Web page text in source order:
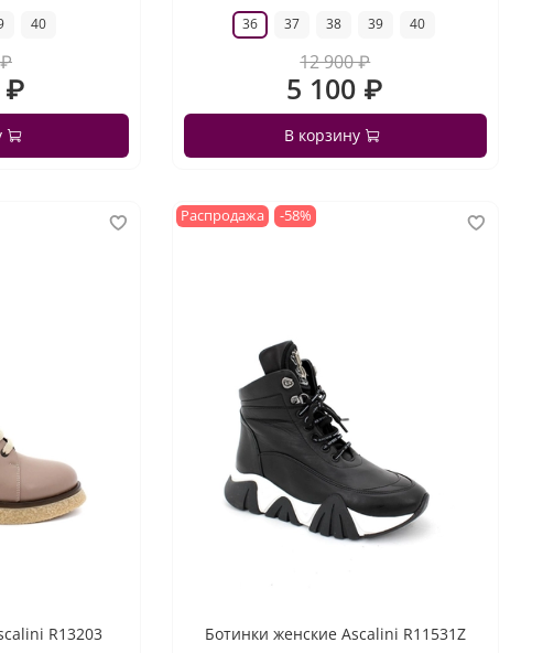
40
₽
36 37 38 39 40
12 900 ₽
5 100 ₽
В корзину
R13203
Распродажа -58%
Ботинки женские Ascalini R11531Z